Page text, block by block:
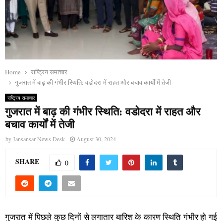
Home
राष्ट्रिय समाचार
गुजरात में बाढ़ की गंभीर स्थिति: वडोदरा में राहत और बचाव कार्यों में तेजी
राष्ट्रिय समाचार
गुजरात में बाढ़ की गंभीर स्थिति: वडोदरा में राहत और
बचाव कार्यों में तेजी
byJansansar News Desk August 30, 2024
SHARE 0
गुजरात में पिछले कुछ दिनों से लगातार बारिश के कारण स्थिति गंभीर हो गई